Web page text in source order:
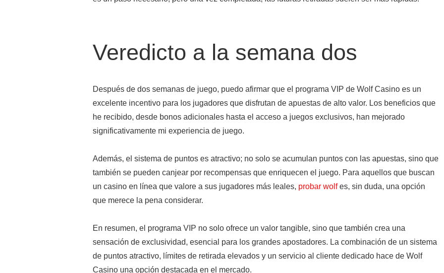
Veredicto a la semana dos
Después de dos semanas de juego, puedo afirmar que el programa VIP de Wolf Casino es un
excelente incentivo para los jugadores que disfrutan de apuestas de alto valor. Los beneficios que
he recibido, desde bonos adicionales hasta el acceso a juegos exclusivos, han mejorado
significativamente mi experiencia de juego.
Además, el sistema de puntos es atractivo; no solo se acumulan puntos con las apuestas, sino que
también se pueden canjear por recompensas que enriquecen el juego. Para aquellos que buscan
un casino en línea que valore a sus jugadores más leales, probar wolfes, sin duda, una opción
que merece la pena considerar.
En resumen, el programa VIP no solo ofrece un valor tangible, sino que también crea una
sensación de exclusividad, esencial para los grandes apostadores. La combinación de un sistema
de puntos atractivo, límites de retirada elevados y un servicio al cliente dedicado hace de Wolf
Casino una opción destacada en el mercado.